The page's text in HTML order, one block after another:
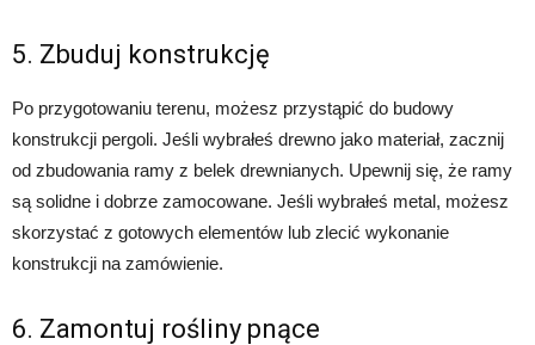
5. Zbuduj konstrukcję
Po przygotowaniu terenu, możesz przystąpić do budowy
konstrukcji pergoli. Jeśli wybrałeś drewno jako materiał, zacznij
od zbudowania ramy z belek drewnianych. Upewnij się, że ramy
są solidne i dobrze zamocowane. Jeśli wybrałeś metal, możesz
skorzystać z gotowych elementów lub zlecić wykonanie
konstrukcji na zamówienie.
6. Zamontuj rośliny pnące